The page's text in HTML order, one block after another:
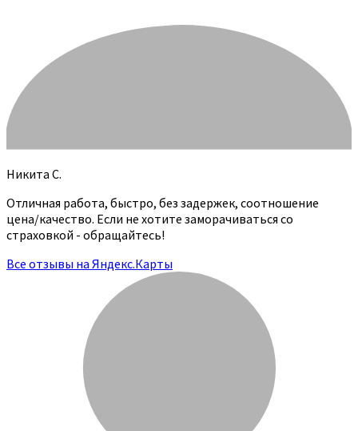
Никита С.
Отличная работа, быстро, без задержек, соотношение
цена/качество. Если не хотите заморачиваться со
страховкой - обращайтесь!
Все отзывы на Яндекс.Карты